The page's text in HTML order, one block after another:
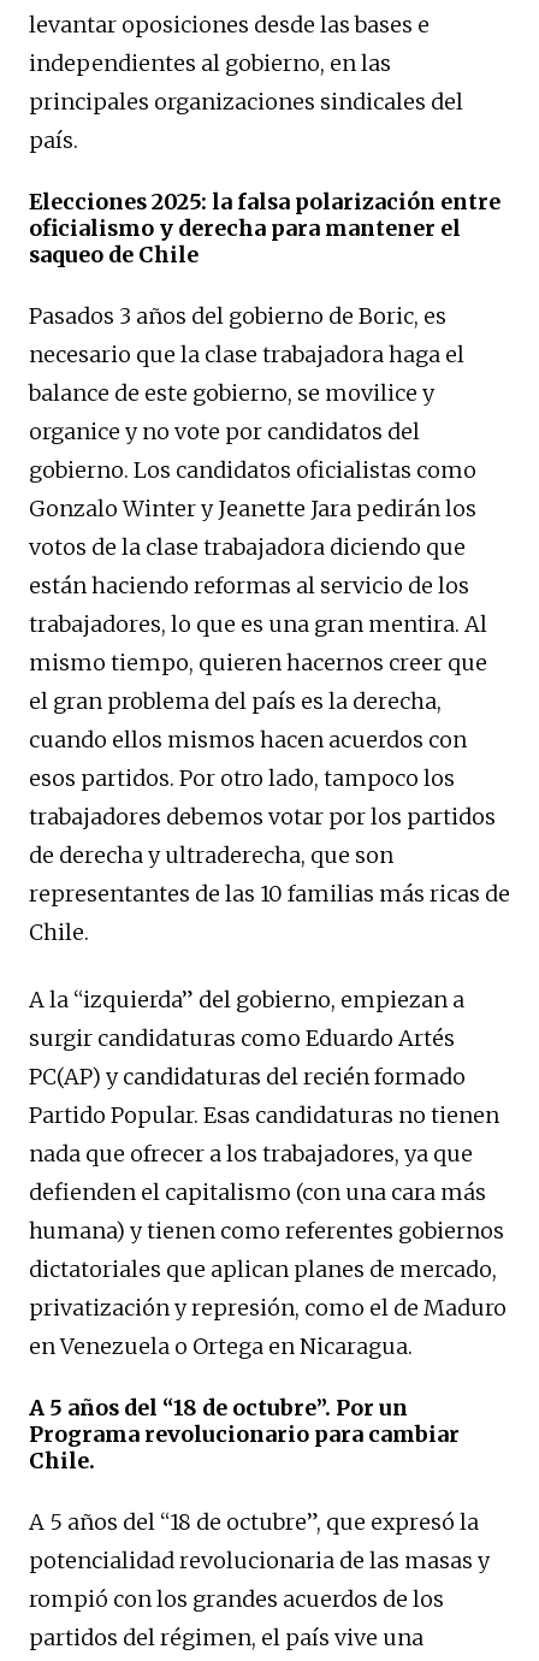
levantar oposiciones desde las bases e
independientes al gobierno, en las
principales organizaciones sindicales del
país.
Elecciones 2025: la falsa polarización entre
oficialismo y derecha para mantener el
saqueo de Chile
Pasados 3 años del gobierno de Boric, es
necesario que la clase trabajadora haga el
balance de este gobierno, se movilice y
organice y no vote por candidatos del
gobierno. Los candidatos oficialistas como
Gonzalo Winter y Jeanette Jara pedirán los
votos de la clase trabajadora diciendo que
están haciendo reformas al servicio de los
trabajadores, lo que es una gran mentira. Al
mismo tiempo, quieren hacernos creer que
el gran problema del país es la derecha,
cuando ellos mismos hacen acuerdos con
esos partidos. Por otro lado, tampoco los
trabajadores debemos votar por los partidos
de derecha y ultraderecha, que son
representantes de las 10 familias más ricas de
Chile.
A la “izquierda” del gobierno, empiezan a
surgir candidaturas como Eduardo Artés
PC(AP) y candidaturas del recién formado
Partido Popular. Esas candidaturas no tienen
nada que ofrecer a los trabajadores, ya que
defienden el capitalismo (con una cara más
humana) y tienen como referentes gobiernos
dictatoriales que aplican planes de mercado,
privatización y represión, como el de Maduro
en Venezuela o Ortega en Nicaragua.
A 5 años del “18 de octubre”. Por un
Programa revolucionario para cambiar
Chile.
A 5 años del “18 de octubre”, que expresó la
potencialidad revolucionaria de las masas y
rompió con los grandes acuerdos de los
partidos del régimen, el país vive una